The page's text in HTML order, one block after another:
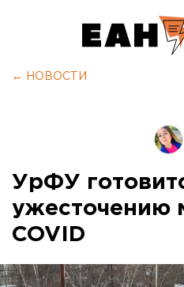
← НОВОСТИ
УрФУ
ужесточению
COVID